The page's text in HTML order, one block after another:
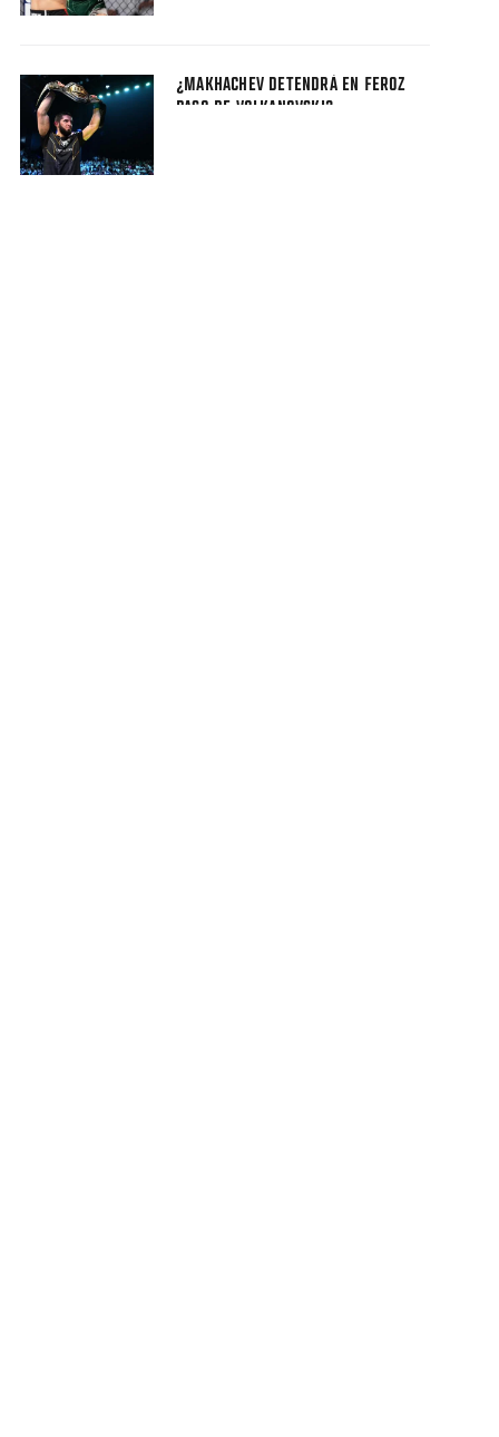
¿MAKHACHEV DETENDRÁ EN FEROZ
PASO DE VOLKANOVSKI?